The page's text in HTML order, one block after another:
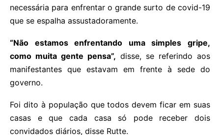
necessária para enfrentar o grande surto de covid-19
que se espalha assustadoramente.
“Não estamos enfrentando uma simples gripe,
como muita gente pensa”, disse, se referindo aos
manifestantes que estavam em frente à sede do
governo.
Foi dito à população que todos devem ficar em suas
casas e que cada casa só pode receber dois
convidados diários, disse Rutte.